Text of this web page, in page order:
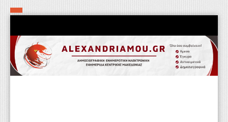
Αρχική
Τα εν δήμω εν οίκω
Πολιτιστικά-Εκκλησιαστικά